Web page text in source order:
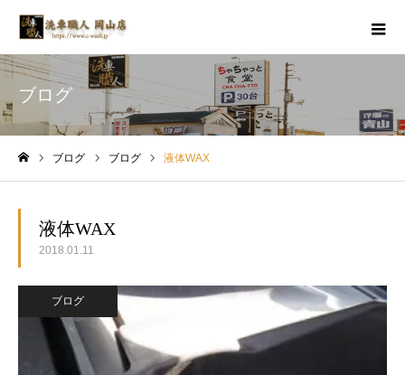
ブログ
ブログ ブログ 液体WAX
液体WAX
2018.01.11
ブログ